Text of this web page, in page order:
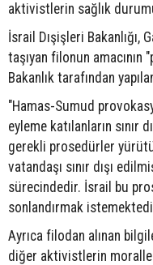
aktivistlerin sağlık
İsrail Dışişleri Bakanlığı,
taşıyan filonun
Bakanlık tarafından
"Hamas-Sumud
eyleme katılanların sınır
gerekli prosedürler
vatandaşı sınır dışı
sürecindedir. İsrail bu
sonlandırmak
Ayrıca filodan alınan
diğer aktivistlerin